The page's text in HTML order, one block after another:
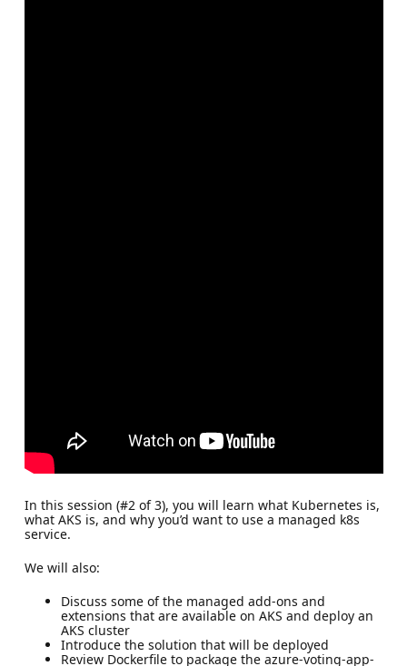
In this session (#2 of 3), you will learn what Kubernetes is,
what AKS is, and why you’d want to use a managed k8s
service.
We will also:
Discuss some of the managed add-ons and
extensions that are available on AKS and deploy an
AKS cluster
Introduce the solution that will be deployed
Review Dockerfile to package the azure-voting-app-